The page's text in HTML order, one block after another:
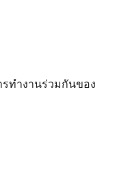
ทำงานร่วมกันของ